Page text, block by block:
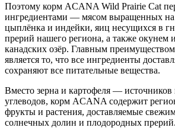
Поэтому корм ACANA Wild Prairie Cat
ингредиентами — мясом выращенных на
цыплёнка и индейки, яиц несущихся в
прерий нашего региона, а также окунем
канадских озёр. Главным
является то, что все ингредиенты
сохраняют все питательные вещества.
Вместо зерна и картофеля — источников
углеводов, корм ACANA содержит
фрукты и растения, доставляемые
солнечных долин и плодородных прерий.